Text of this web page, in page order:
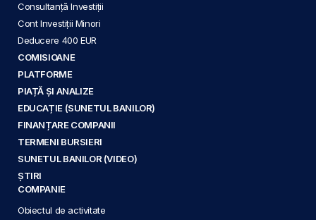
Consultanță Investiții
Cont Investiții Minori
Deducere 400 EUR
COMISIOANE
PLATFORME
PIAȚĂ ȘI ANALIZE
EDUCAȚIE (SUNETUL BANILOR)
FINANȚARE COMPANII
TERMENI BURSIERI
SUNETUL BANILOR (VIDEO)
ȘTIRI
COMPANIE
Obiectul de activitate